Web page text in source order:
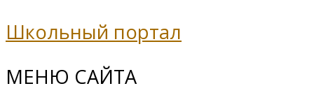
Школьный портал
МЕНЮ САЙТА